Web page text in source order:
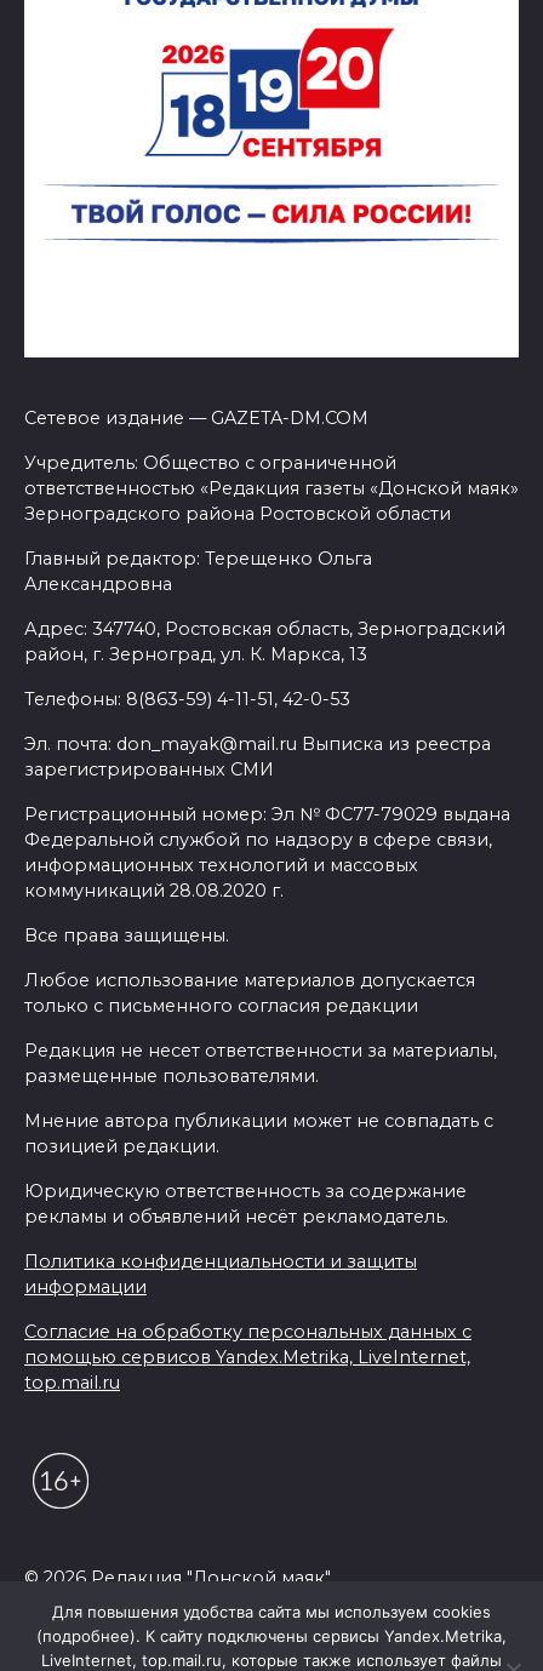
Сетевое издание — GAZETA-DM.COM
Учредитель: Общество с ограниченной
ответственностью «Редакция газеты «Донской маяк»
Зерноградского района Ростовской области
Главный редактор: Терещенко Ольга
Александровна
Адрес: 347740, Ростовская область, Зерноградский
район, г. Зерноград, ул. К. Маркса, 13
Телефоны: 8(863-59) 4-11-51, 42-0-53
Эл. почта: don_mayak@mail.ru Выписка из реестра
зарегистрированных СМИ
Регистрационный номер: Эл № ФС77-79029 выдана
Федеральной службой по надзору в сфере связи,
информационных технологий и массовых
коммуникаций 28.08.2020 г.
Все права защищены.
Любое использование материалов допускается
только с письменного согласия редакции
Редакция не несет ответственности за материалы,
размещенные пользователями.
Мнение автора публикации может не совпадать с
позицией редакции.
Юридическую ответственность за содержание
рекламы и объявлений несёт рекламодатель.
Политика конфиденциальности и защиты
информации
Согласие на обработку персональных данных с
помощью сервисов Yandex.Metrika, LiveInternet,
top.mail.ru
© 2026 Редакция "Донской маяк"
Для повышения удобства сайта мы используем cookies
(подробнее). К сайту подключены сервисы Yandex.Metrika,
LiveInternet, top.mail.ru, которые также использует файлы